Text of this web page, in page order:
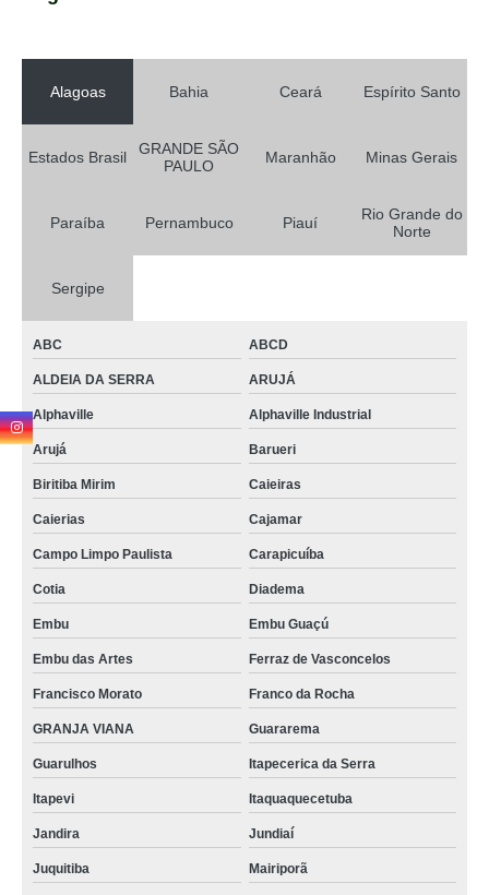
Alagoas Bahia Ceará Espírito Santo
Estados Brasil
GRANDE SÃO
PAULO
Maranhão Minas Gerais
Paraíba Pernambuco Piauí
Rio Grande do
Norte
Sergipe
ABC ABCD
ALDEIA DA SERRA ARUJÁ
Alphaville Alphaville Industrial
Arujá Barueri
Biritiba Mirim Caieiras
Caierias Cajamar
Campo Limpo Paulista Carapicuíba
Cotia Diadema
Embu Embu Guaçú
Embu das Artes Ferraz de Vasconcelos
Francisco Morato Franco da Rocha
GRANJA VIANA Guararema
Guarulhos Itapecerica da Serra
Itapevi Itaquaquecetuba
Jandira Jundiaí
Juquitiba Mairiporã